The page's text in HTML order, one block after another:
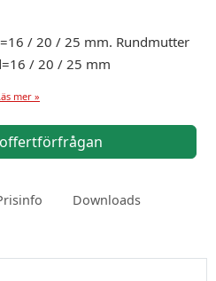
/ 20 / 25 mm. Rundmutter
/ 20 / 25 mm
mer »
Downloads